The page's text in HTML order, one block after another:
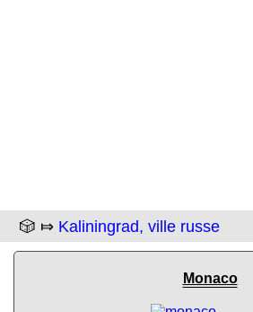
🎲 ⤇ Kaliningrad, ville russe
Monaco